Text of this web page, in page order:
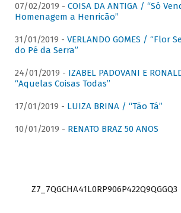
07/02/2019 - COISA DA ANTIGA / “Só
Homenagem a Henricão”
31/01/2019 - VERLANDO GOMES / “Flor
do Pé da Serra”
24/01/2019 - IZABEL PADOVANI E
“Aquelas Coisas Todas”
17/01/2019 - LUIZA BRINA / “Tão Tá”
10/01/2019 - RENATO BRAZ 50 ANOS
Z7_7QGCHA41L0RP906P422Q9QGGQ3